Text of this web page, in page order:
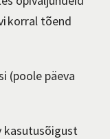
korral tõend
(poole päeva
kasutusõigust